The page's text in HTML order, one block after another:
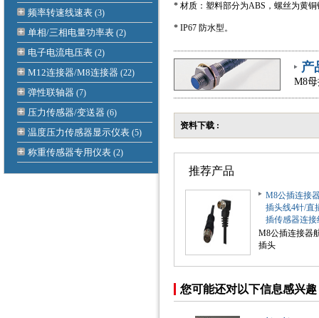
* 材质：塑料部分为ABS，螺丝为黄
* IP67 防水型。
产
M8
资料下载 :
推荐产品
M8公插连接
插头线4针/直
插传感器连接
M8公插连接器
插头
您可能还对以下信息感兴趣
频率转速线速表 (3)
单相/三相电量功率表 (2)
电子电流电压表 (2)
M12连接器/M8连接器 (22)
弹性联轴器 (7)
压力传感器/变送器 (6)
温度压力传感器显示仪表 (5)
称重传感器专用仪表 (2)